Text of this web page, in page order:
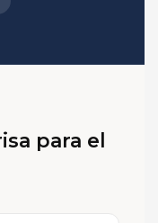
para el